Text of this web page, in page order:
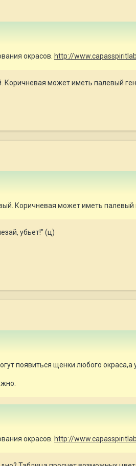
окрасов. http://
Коричневая может иметь палевый
Коричневая может иметь
убьет!" (ц)
появиться щенки любого окраса,а
окрасов. http://